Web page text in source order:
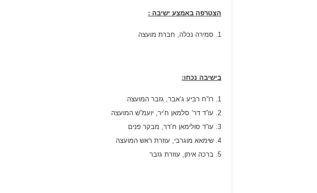
הצטרפה באמצע ישיבה :
סמירה נכלה, חברת מועצה
בישיבה נכחו:
רו”ח רביע ג’אבר, גזבר המועצה
עו”ד דר’ סלמאן ח’יר, יועמ”ש המועצה
עו”ד סולימאן ח’דר, מבקר פנים
שימאא מוגרבי, עוזרת ראש המועצה
ברכה איתן, עוזרת גזבר